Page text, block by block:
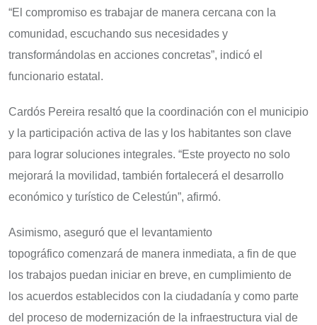
“El compromiso es trabajar de manera cercana con la
comunidad, escuchando sus necesidades y
transformándolas en acciones concretas”, indicó el
funcionario estatal.
Cardós Pereira resaltó que la coordinación con el municipio
y la participación activa de las y los habitantes son clave
para lograr soluciones integrales. “Este proyecto no solo
mejorará la movilidad, también fortalecerá el desarrollo
económico y turístico de Celestún”, afirmó.
Asimismo, aseguró que el levantamiento
topográfico comenzará de manera inmediata, a fin de que
los trabajos puedan iniciar en breve, en cumplimiento de
los acuerdos establecidos con la ciudadanía y como parte
del proceso de modernización de la infraestructura vial de